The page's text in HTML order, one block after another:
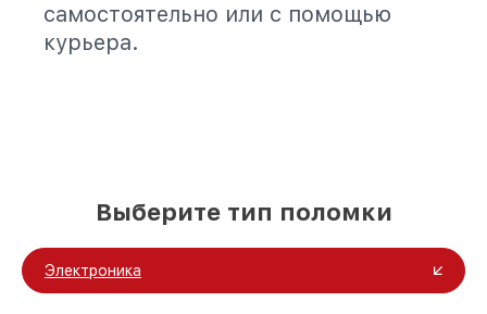
самостоятельно или с помощью
курьера.
Выберите тип поломки
Электроника